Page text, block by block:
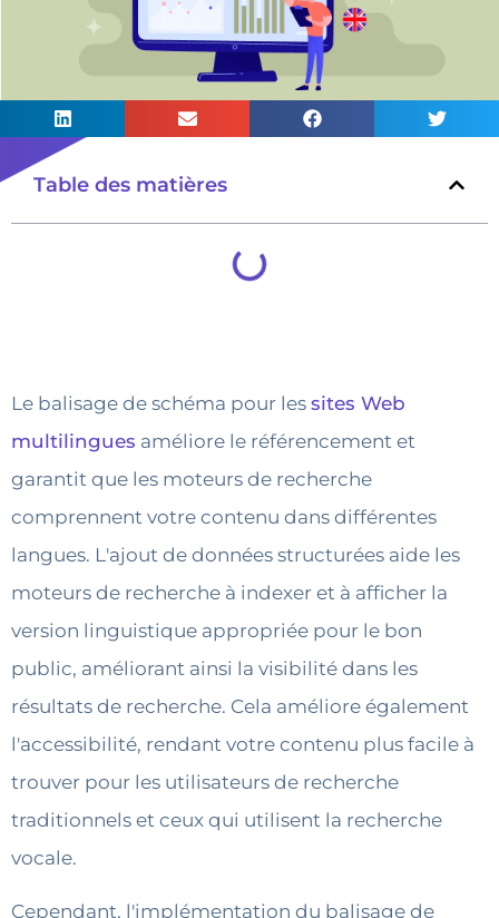
Table des matières
Le balisage de schéma pour les sites Web
multilingues améliore le référencement et
garantit que les moteurs de recherche
comprennent votre contenu dans différentes
langues. L'ajout de données structurées aide les
moteurs de recherche à indexer et à afficher la
version linguistique appropriée pour le bon
public, améliorant ainsi la visibilité dans les
résultats de recherche. Cela améliore également
l'accessibilité, rendant votre contenu plus facile à
trouver pour les utilisateurs de recherche
traditionnels et ceux qui utilisent la recherche
vocale.
Cependant, l'implémentation du balisage de